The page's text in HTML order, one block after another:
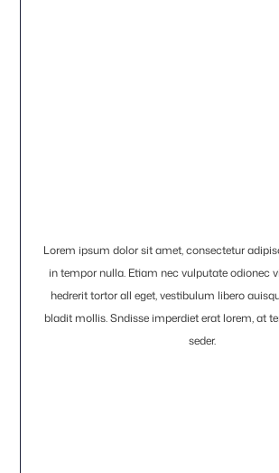
Lorem ipsum dolor sit amet, consectetur
in tempor nulla. Etiam nec vulputate odionec
hedrerit tortor all eget, vestibulum libero
bladit mollis. Sndisse imperdiet erat lorem, at
seder.